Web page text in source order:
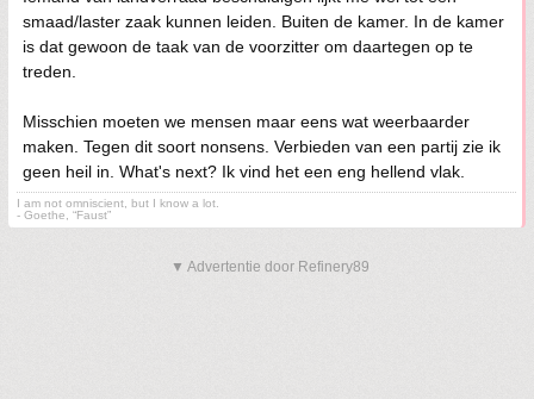
smaad/laster zaak kunnen leiden. Buiten de kamer. In de kamer
is dat gewoon de taak van de voorzitter om daartegen op te
treden.
Misschien moeten we mensen maar eens wat weerbaarder
maken. Tegen dit soort nonsens. Verbieden van een partij zie ik
geen heil in. What's next? Ik vind het een eng hellend vlak.
I am not omniscient, but I know a lot.
- Goethe, “Faust”
▼ Advertentie door Refinery89